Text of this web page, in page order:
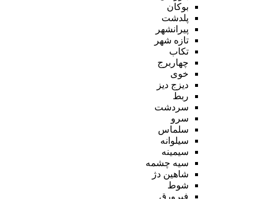
بوکان
پلدشت
پیرانشهر
تازه شهر
تکاب
چهاربرج
خوی
دیزج دیز
ربط
سردشت
سرو
سلماس
سیلوانه
سیمینه
سیه چشمه
شاهین دژ
شوط
فیرورق